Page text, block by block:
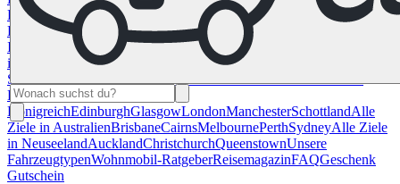
Frankreich
KorsikaLyonMarseilles NizzaParis Toulouse
Alle
Reiseziele in
Italien
CagliariFlorenzMailandRom Sardinien
in Norwegen Bergen
Alle Reiseziele in
Spanien
Reiseziele im Vereinigtem
KönigreichEdinburghGlasgowLondonManchesterSchottlandAlle
Ziele in AustralienBrisbaneCairnsMelbournePerthSydneyAlle Ziele
in NeuseelandAucklandChristchurchQueenstownUnsere
FahrzeugtypenWohnmobil-RatgeberReisemagazinFAQGeschenk
Gutschein